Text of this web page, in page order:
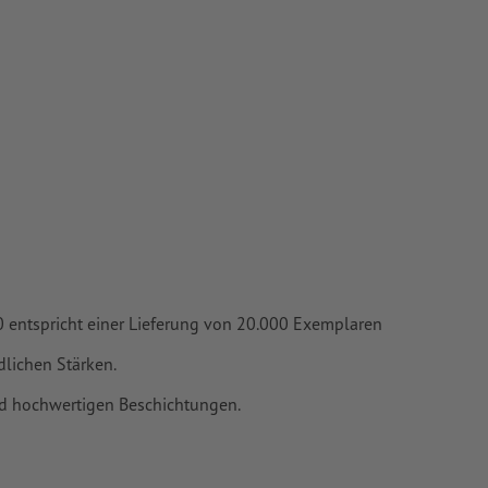
mind. 4
entspricht einer Lieferung von 20.000 Exemplaren
Stärken.
hochwertigen Beschichtungen.